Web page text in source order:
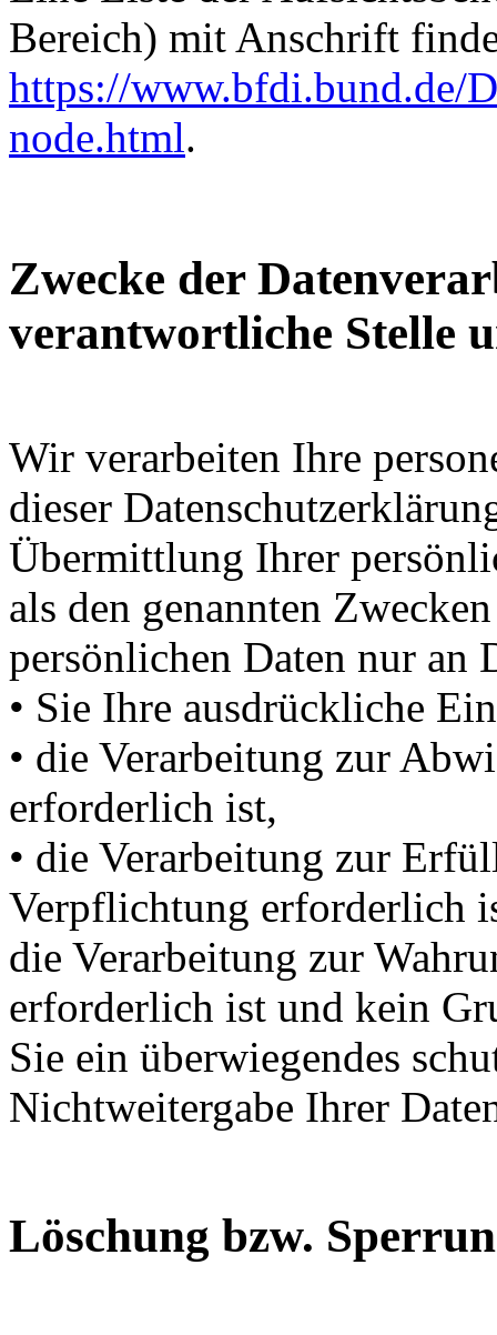
Bereich) mit Anschrift
https://www.bfdi.bund.de/
node.html.
Zwecke der
verantwortliche Stelle
Wir verarbeiten Ihre
dieser
Übermittlung Ihrer
als den genannten
persönlichen Daten nur an
• Sie Ihre ausdrückliche
• die Verarbeitung zur
erforderlich ist,
• die Verarbeitung zur
Verpflichtung erforderlich
die Verarbeitung zur
erforderlich ist und kein
Sie ein überwiegendes
Nichtweitergabe Ihrer
Löschung bzw.